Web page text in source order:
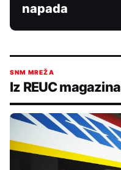
napada
SNM MREŽA
Iz REUC magazina